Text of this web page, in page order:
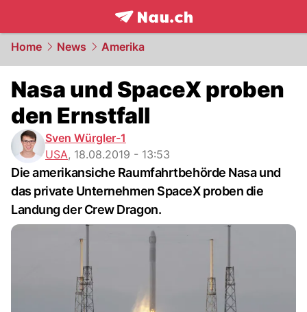
frontpage.NAU.ch
Home News Amerika
Nasa und SpaceX proben
den Ernstfall
Sven Würgler-1
USA, 18.08.2019 - 13:53
Die amerikansiche Raumfahrtbehörde Nasa und
das private Unternehmen SpaceX proben die
Landung der Crew Dragon.